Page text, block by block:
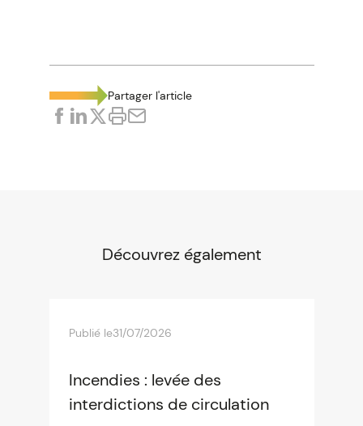
Partager l'article
Découvrez également
Publié le31/07/2026
Incendies : levée des
interdictions de circulation